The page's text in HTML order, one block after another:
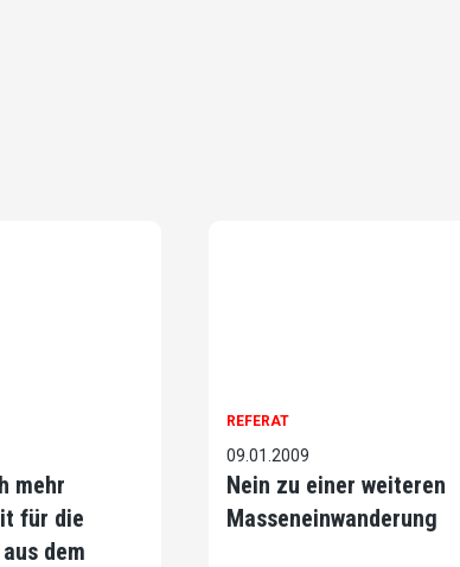
mehr
für die
dem
REFERAT
09.01.2009
Nein zu einer weiteren
Masseneinwanderung